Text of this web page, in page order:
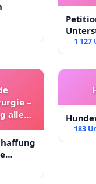
1
–
aller
in
183